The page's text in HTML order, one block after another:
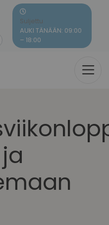
Suljettu
AUKI TÄNÄÄN: 09:00
– 18:00